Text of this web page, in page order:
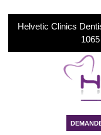
Helvetic Clinics